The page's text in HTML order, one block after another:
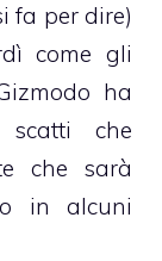
fa per dire)
come gli
ha
che
che sarà
in alcuni